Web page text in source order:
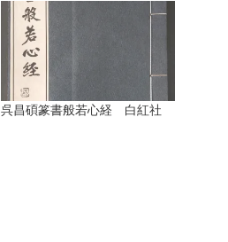
呉昌碩篆書般若心経 白紅社